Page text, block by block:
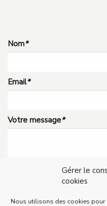
Gérer le
cookies
Nous utilisons des cookies pour
Nom*
Email*
Votre message*